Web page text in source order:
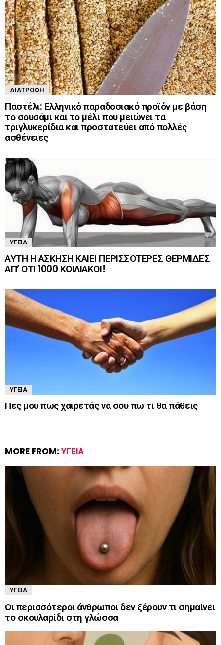
ΔΙΑΤΡΟΦΉ
Παστέλι: Ελληνικό παραδοσιακό προϊόν με βάση
το σουσάμι και το μέλι που μειώνει τα
τριγλυκερίδια και προστατεύει από πολλές
ασθένειες
ΥΓΕΊΑ
ΑΥΤΗ Η ΑΣΚΗΣΗ ΚΑΙΕΙ ΠΕΡΙΣΣΟΤΕΡΕΣ ΘΕΡΜΙΔΕΣ
ΑΠ’ ΟΤΙ 1000 ΚΟΙΛΙΑΚΟΙ!
ΥΓΕΊΑ
Πες μου πως χαιρετάς να σου πω τι θα πάθεις
MORE FROM: ΥΓΕΊΑ
ΥΓΕΊΑ
Οι περισσότεροι άνθρωποι δεν ξέρουν τι σημαίνει
το σκουλαρίδι στη γλώσσα